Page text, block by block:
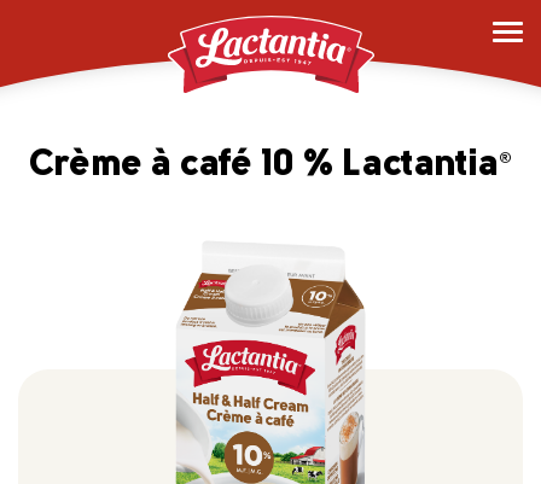
Crème à café 10 % Lactantia ®